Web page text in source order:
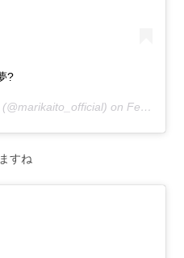
?
(@marikaito_official) onFeb 6, 2019 at 11:23pm PST
すね